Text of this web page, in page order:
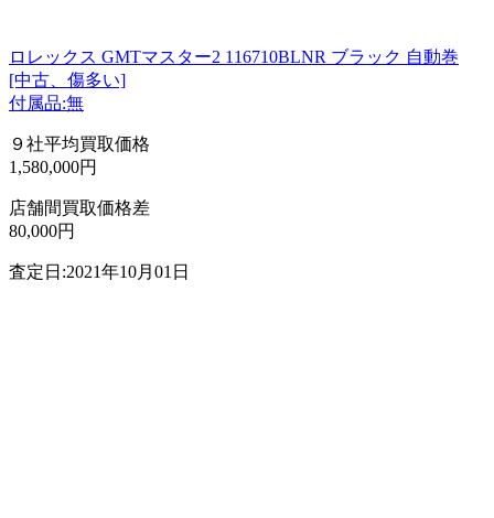
ロレックス GMTマスター2 116710BLNR ブラック 自動巻
[中古、傷多い]
付属品:無
９社平均買取価格
1,580,000円
店舗間買取価格差
80,000円
査定日:2021年10月01日